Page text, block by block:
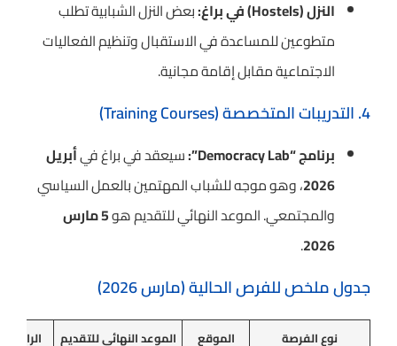
النزل (Hostels) في براغ:
بعض النزل الشبابية تطلب
متطوعين للمساعدة في الاستقبال وتنظيم الفعاليات
الاجتماعية مقابل إقامة مجانية.
4. التدريبات المتخصصة (Training Courses)
برنامج “Democracy Lab”: سيعقد في براغ فيأبريل
2026، وهو موجه للشباب المهتمين بالعمل السياسي
والمجتمعي. الموعد النهائي للتقديم هو 5 مارس
2026
.
جدول ملخص للفرص الحالية (مارس 2026)
نوع الفرصة الموقع الموعد النهائي للتقديم
الرابط